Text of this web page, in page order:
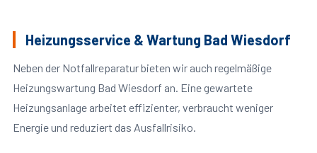
Heizungsservice & Wartung Bad Wiesdorf
Neben der Notfallreparatur bieten wir auch regelmäßige
Heizungswartung Bad Wiesdorf an. Eine gewartete
Heizungsanlage arbeitet effizienter, verbraucht weniger
Energie und reduziert das Ausfallrisiko.